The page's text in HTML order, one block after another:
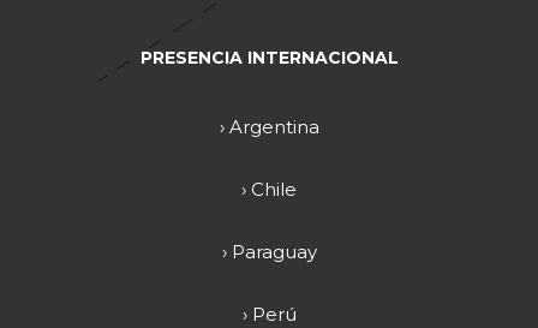
PRESENCIA INTERNACIONAL
› Argentina
› Chile
› Paraguay
› Perú